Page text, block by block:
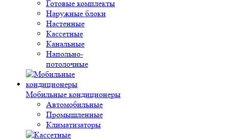
Готовые комплекты
Наружные блоки
Настенные
Кассетные
Канальные
Напольно-
потолочные
Мобильные кондиционеры
Автомобильные
Промышленные
Климатизаторы